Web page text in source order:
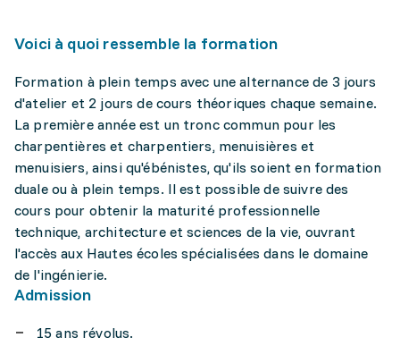
Voici à quoi ressemble la formation
Formation à plein temps avec une alternance de 3 jours
d'atelier et 2 jours de cours théoriques chaque semaine.
La première année est un tronc commun pour les
charpentières et charpentiers, menuisières et
menuisiers, ainsi qu'ébénistes, qu'ils soient en formation
duale ou à plein temps. Il est possible de suivre des
cours pour obtenir la maturité professionnelle
technique, architecture et sciences de la vie, ouvrant
l'accès aux Hautes écoles spécialisées dans le domaine
de l'ingénierie.
Admission
15 ans révolus.